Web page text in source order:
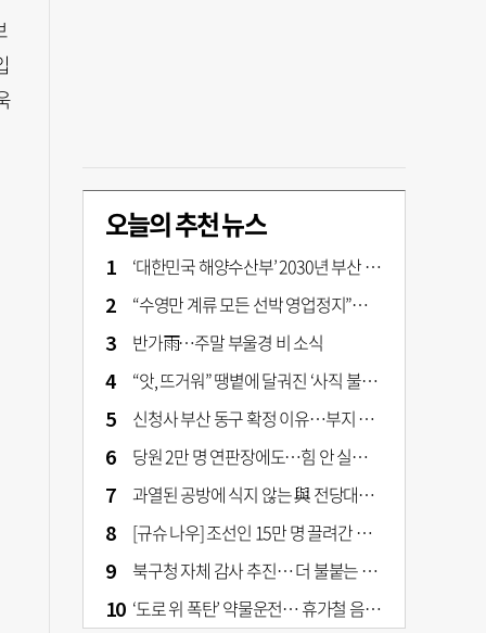
오늘의 추천 뉴스
‘대한민국 해양수산부’ 2030년 부산 북항시대 연다
“수영만 계류 모든 선박 영업정지”… 재개발 속도전
반가雨…주말 부울경 비 소식
“앗, 뜨거워” 땡볕에 달궈진 ‘사직 불가마’ 관중석 무려 70도
신청사 부산 동구 확정 이유…부지 용이성·접근성·집적 가능성이 운명 갈랐다 [해수부 북항 시대]
당원 2만 명 연판장에도…힘 안 실리는 ‘장동혁 사퇴’ 공세
과열된 공방에 식지 않는 與 전당대회… 호남·수도권 집중하는 후보들
[규슈 나우] 조선인 15만 명 끌려간 치쿠호 탄광… 대를 이은 진실 캐기
북구청 자체 감사 추진… 더 불붙는 북구 신청사 갈등
‘도로 위 폭탄’ 약물운전… 휴가철 음주와 병행 단속 [교통안전, 시민이 만든다]